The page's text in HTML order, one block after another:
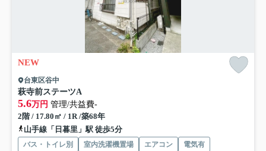
NEW
台東区谷中
萩寺前ステーツA
5.6万円 管理/共益費-
2階 / 17.80㎡ / 1R /築68年
山手線「日暮里」駅 徒歩5分
バス・トイレ別 室内洗濯機置場 エアコン
電気有